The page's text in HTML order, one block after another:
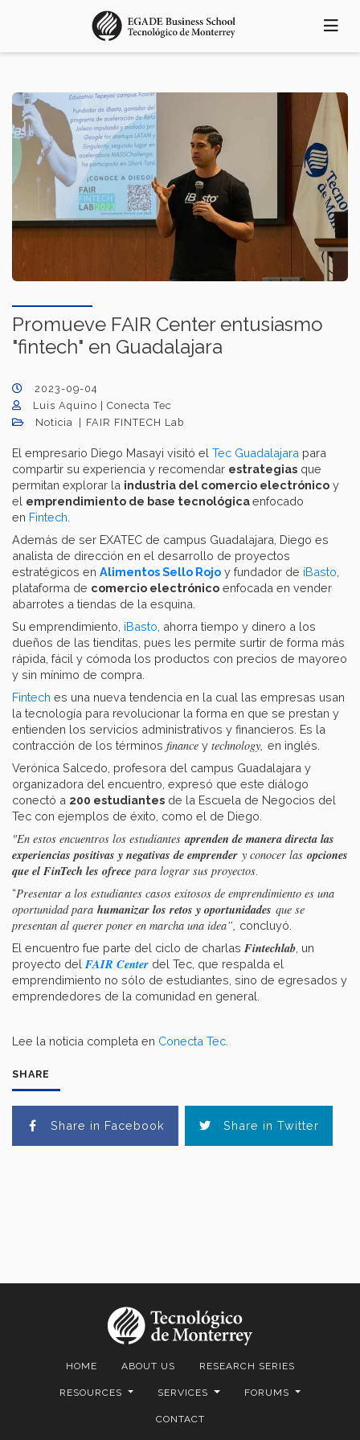
content
SHARE
Share in Facebook Share in Twitter
Promueve FAIR Center entusiasmo
"fintech" en Guadalajara
2023-09-04
Luis Aquino | Conecta Tec
Noticia
FAIR FINTECH Lab
El empresario Diego Masayi visitó el Tec Guadalajara para
compartir su experiencia y recomendar estrategias que
permitan explorar la industria del comercio electrónico y
el emprendimiento de base tecnológicaenfocado
en Fintech
Además de ser EXATEC de campus Guadalajara, Diego es
analista de dirección en el desarrollo de proyectos
estratégicos en Alimentos Sello Rojo y fundador de iBasto
plataforma de comercio electrónico enfocada en vender
abarrotes a tiendas de la esquina.
Su emprendimiento, iBasto , ahorra tiempo y dinero a los
dueños de las tienditas, pues les permite surtir de forma más
rápida, fácil y cómoda los productos con precios de mayoreo
y sin mínimo de compra.
Fintech es una nueva tendencia en la cual las empresas usan
la tecnología para revolucionar la forma en que se prestan y
entienden los servicios administrativos y financieros. Es la
contracción de los términos finance y technology, en inglés.
Verónica Salcedo, profesora del campus Guadalajara y
organizadora del encuentro, expresó que este diálogo
conectó a 200 estudiantes de la Escuela de Negocios del
Tec con ejemplos de éxito, como el de Diego.
"En estos encuentros los estudiantesaprenden de manera directa las
experiencias positivas y negativas de emprender y conocer las opciones
que el FinTech les ofrece para lograr sus proyectos
“Presentar a los estudiantes casos exitosos de emprendimiento es una
oportunidad para humanizar los retos y oportunidades que se
presentan al querer poner en marcha una idea”, concluyó.
El encuentro fue parte del ciclo de charlas Fintechlab , un
proyecto del FAIR Center del Tec, que respalda el
emprendimiento no sólo de estudiantes, sino de egresados y
emprendedores de la comunidad en general.
Lee la noticia completa en Conecta Tec.
HOME ABOUT US RESEARCH SERIES
RESOURCES SERVICES FORUMS
CONTACT